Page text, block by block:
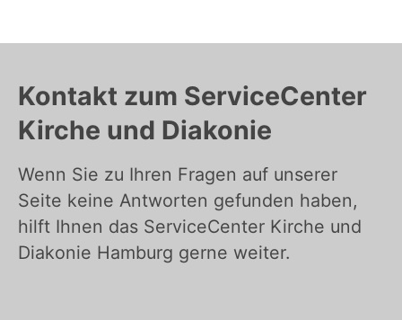
Kontakt zum ServiceCenter
Kirche und Diakonie
Wenn Sie zu Ihren Fragen auf unserer
Seite keine Antworten gefunden haben,
hilft Ihnen das ServiceCenter Kirche und
Diakonie Hamburg gerne weiter.